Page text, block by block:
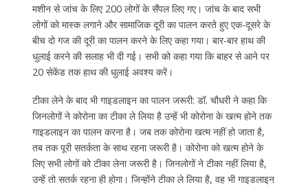
मशीन से जांच के लिए 200 लोगों के सैंपल लिए गए। जांच के बाद सभी
लोगों को मास्क लगाने और सामाजिक दूरी का पालन करते हुए एक-दूसरे के
बीच दो गज की दूरी का पालन करने के लिए कहा गया। बार-बार हाथ की
धुलाई करने की सलाह भी दी गई। सभी को कहा गया कि बाहर से आने पर
20 सेकेंड तक हाथ की धुलाई अवश्य करें।
टीका लेने के बाद भी गाइडलाइन का पालन जरूरी: डॉ. चौधरी ने कहा कि
जिनलोगों ने कोरोना का टीका ले लिया है उन्हें भी कोरोना के खत्म होने तक
गाइडलाइन का पालन करना है। जब तक कोरोना खत्म नहीं हो जाता है,
तब तक पूरी सतर्कता के साथ रहना जरूरी है। कोरोना को खत्म होने के
लिए सभी लोगों को टीका लेना जरूरी है। जिनलोगों ने टीका नहीं लिया है,
उन्हें तो सतर्क रहना ही होगा। जिन्होंने टीका ले लिया है, वह भी गाइडलाइन